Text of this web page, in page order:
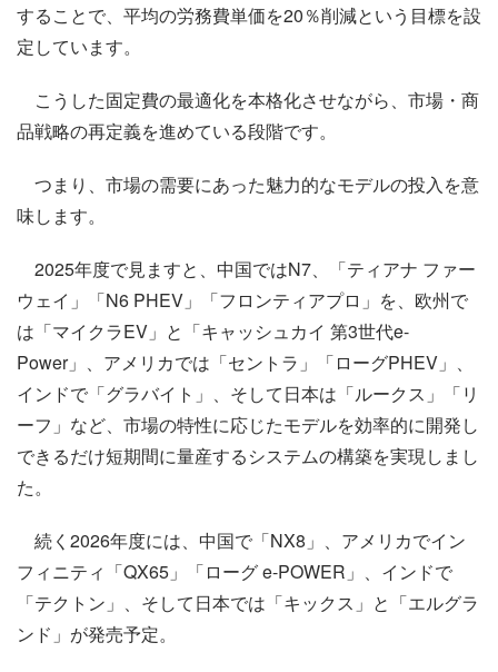
することで、平均の労務費単価を20％削減という目標を設
定しています。
こうした固定費の最適化を本格化させながら、市場・商
品戦略の再定義を進めている段階です。
つまり、市場の需要にあった魅力的なモデルの投入を意
味します。
2025年度で見ますと、中国ではN7、「ティアナ ファー
ウェイ」「N6 PHEV」「フロンティアプロ」を、欧州で
は「マイクラEV」と「キャッシュカイ 第3世代e-
Power」、アメリカでは「セントラ」「ローグPHEV」、
インドで「グラバイト」、そして日本は「ルークス」「リ
ーフ」など、市場の特性に応じたモデルを効率的に開発し
できるだけ短期間に量産するシステムの構築を実現しまし
た。
続く2026年度には、中国で「NX8」、アメリカでイン
フィニティ「QX65」「ローグ e-POWER」、インドで
「テクトン」、そして日本では「キックス」と「エルグラ
ンド」が発売予定。